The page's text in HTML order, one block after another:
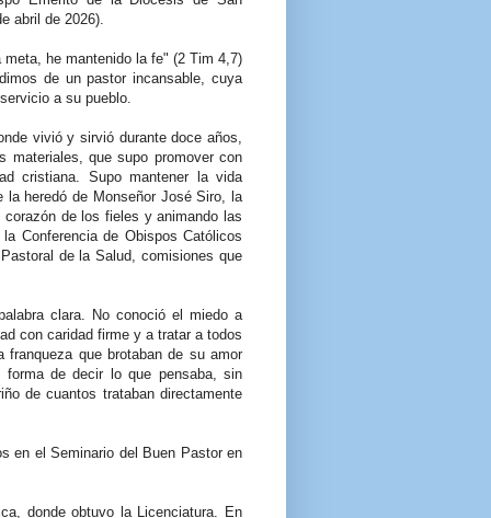
abril de 2026).
he mantenido la fe" (2 Tim 4,7)
de un pastor incansable, cuya
a su pueblo.
vivió y sirvió durante doce años,
materiales, que supo promover con
cristiana. Supo mantener la vida
heredó de Monseñor José Siro, la
de los fieles y animando las
Conferencia de Obispos Católicos
de la Salud, comisiones que
clara. No conoció el miedo a
con caridad firme y a tratar a todos
que brotaban de su amor
de decir lo que pensaba, sin
de cuantos trataban directamente
en el Seminario del Buen Pastor en
donde obtuvo la Licenciatura. En